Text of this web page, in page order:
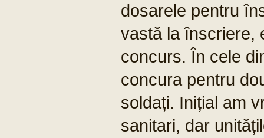
dosarele pentru
vastă la înscriere,
concurs. În cele
concura pentru
soldați. Inițial am
sanitari, dar